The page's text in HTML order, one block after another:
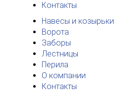
Контакты
Навесы и козырьки
Ворота
Заборы
Лестницы
Перила
О компании
Контакты